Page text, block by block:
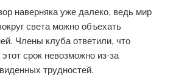
наверняка уже далеко, ведь мир
света можно объехать
Члены клуба ответили, что
срок невозможно из-за
трудностей.